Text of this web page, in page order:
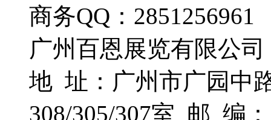
商务QQ：2851256961
广州百恩展览有限公司
地 址：广州市广园中
308/305/307室 邮 编